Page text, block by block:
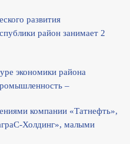
развития
район занимает 2
экономики района
–
компании «Татнефть»,
Холдинг», малыми